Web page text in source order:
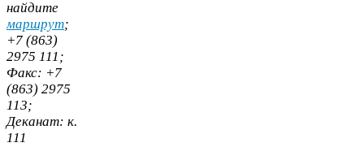
найдите
маршрут;
+7 (863)
2975 111;
Факс: +7
(863) 2975
113;
Деканат: к.
111